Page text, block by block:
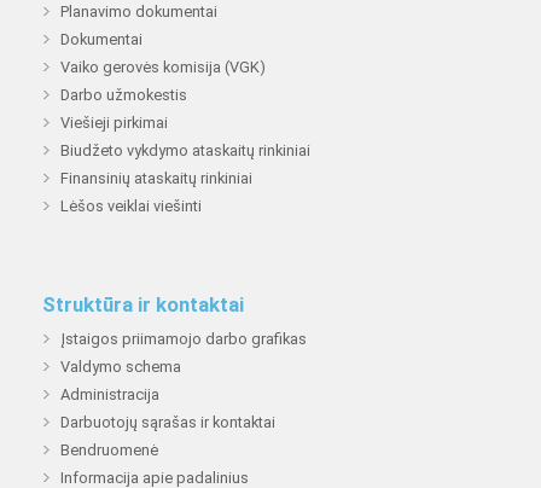
Planavimo dokumentai
Dokumentai
Vaiko gerovės komisija (VGK)
Darbo užmokestis
Viešieji pirkimai
Biudžeto vykdymo ataskaitų rinkiniai
Finansinių ataskaitų rinkiniai
Lėšos veiklai viešinti
Struktūra ir kontaktai
Įstaigos priimamojo darbo grafikas
Valdymo schema
Administracija
Darbuotojų sąrašas ir kontaktai
Bendruomenė
Informacija apie padalinius